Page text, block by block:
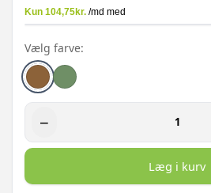
Vælg farve:
−
Læg i kurv